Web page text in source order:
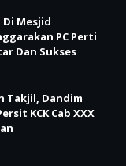
Mesjid
PC Perti
Dan Sukses
Takjil, Dandim
KCK Cab XXX